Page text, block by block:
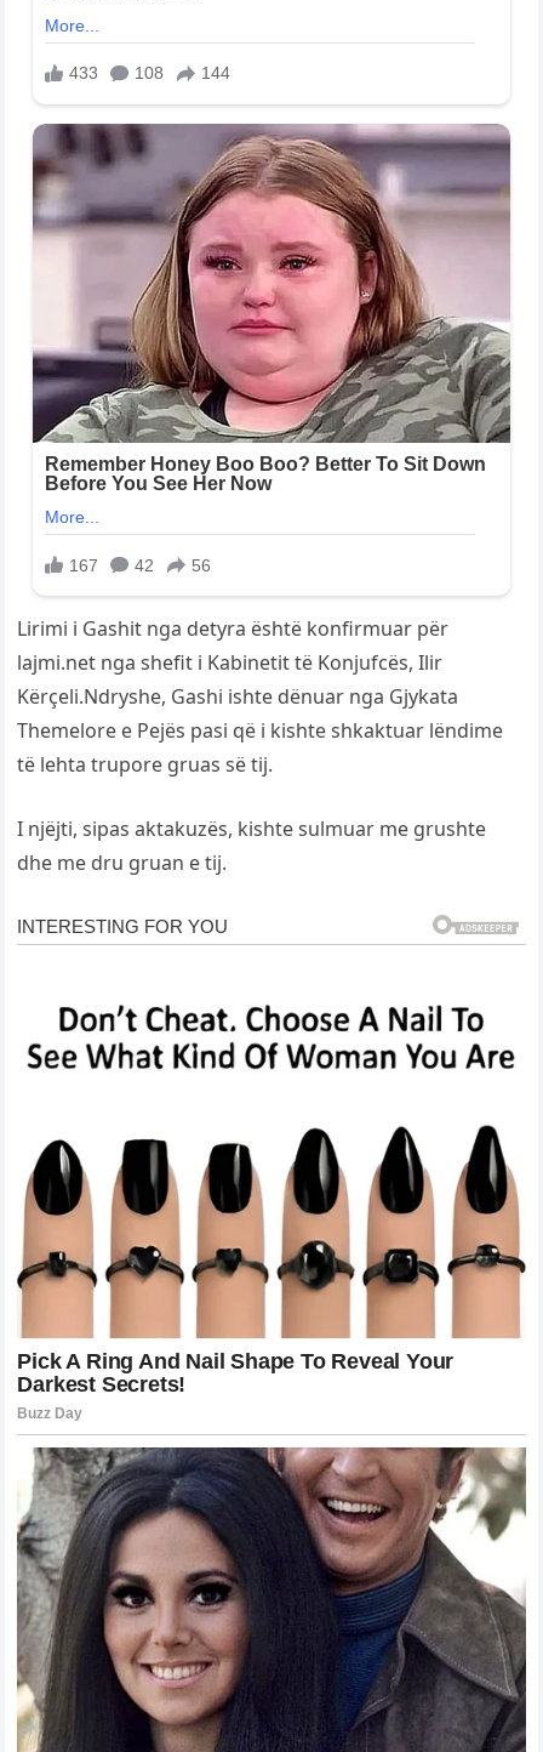
Lirimi i Gashit nga detyra është konfirmuar për
lajmi.net nga shefit i Kabinetit të Konjufcës, Ilir
Kërçeli.Ndryshe, Gashi ishte dënuar nga Gjykata
Themelore e Pejës pasi që i kishte shkaktuar lëndime
të lehta trupore gruas së tij.
I njëjti, sipas aktakuzës, kishte sulmuar me grushte
dhe me dru gruan e tij.